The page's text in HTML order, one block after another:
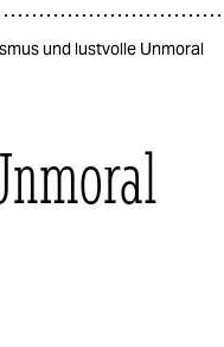
und lustvolle Unmoral